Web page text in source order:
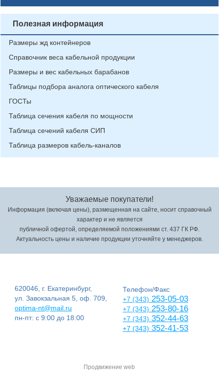
Полезная информация
Размеры жд контейнеров
Справочник веса кабельной продукции
Размеры и вес кабельных барабанов
Таблицы подбора аналога оптического кабеля
ГОСТы
Таблица сечения кабеля по мощности
Таблица сечений кабеля СИП
Таблица размеров кабель-каналов
Уважаемые покупатели!
Информация (включая цены), размещенная на сайте, носит справочный
характер и не является
публичной офертой, определяемой положениями ст. 437 ГК РФ.
Актуальность цены и наличие продукции уточняйте у менеджеров.
620046, г. Екатеринбург,
ул. Завокзальная 5, оф. 709,
optima-nt@mail.ru
пн-пт: с 9:00 до 18:00
Телефон/Факс
+7 (343) 253-05-03
+7 (343) 253-80-16
+7 (343) 352-44-63
+7 (343) 352-41-53
Продвижение web